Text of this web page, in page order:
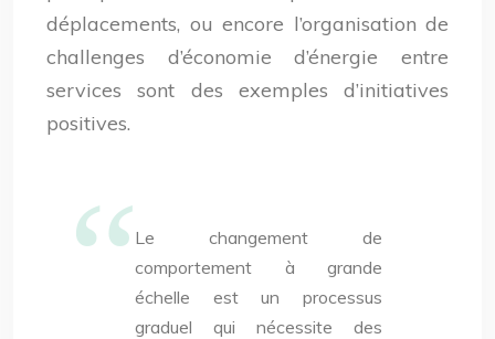
déplacements, ou encore l’organisation de
challenges d’économie d’énergie entre
services sont des exemples d’initiatives
positives.
Le changement de
comportement à grande
échelle est un processus
graduel qui nécessite des